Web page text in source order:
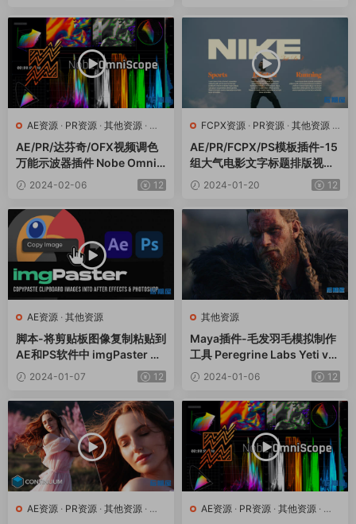
AE资源 · PR资源 · 其他资源 · 达
芬奇资源
AE/PR/达芬奇/OFX视频调色
万能示波器插件 Nobe OmniS
cope V1.10.117 Win
2024-02-06 12
FCPX资源 · PR资源 · 其他资源 ·
AE模板
AE/PR/FCPX/PS模板插件-15
组大气电影文字标题排版视觉
设计 Tropic Colour – Cinem
atic Titles Vol.2
2024-01-20 12
AE资源 · 其他资源
脚本-将剪贴板图像复制粘贴到
AE和PS软件中 imgPaster V1.
0 2024-01-07 12
其他资源
Maya插件-毛发羽毛模拟制作
工具 Peregrine Labs Yeti v4.
2.12 Win
2024-01-06 12
AE资源 · PR资源 · 其他资源 · 达
AE资源 · PR资源 · 其他资源 · 达